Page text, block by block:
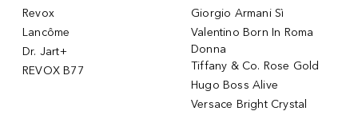
Revox
Lancôme
Dr. Jart+
REVOX B77
Giorgio Armani Sì
Valentino Born In Roma
Donna
Tiffany & Co. Rose Gold
Hugo Boss Alive
Versace Bright Crystal